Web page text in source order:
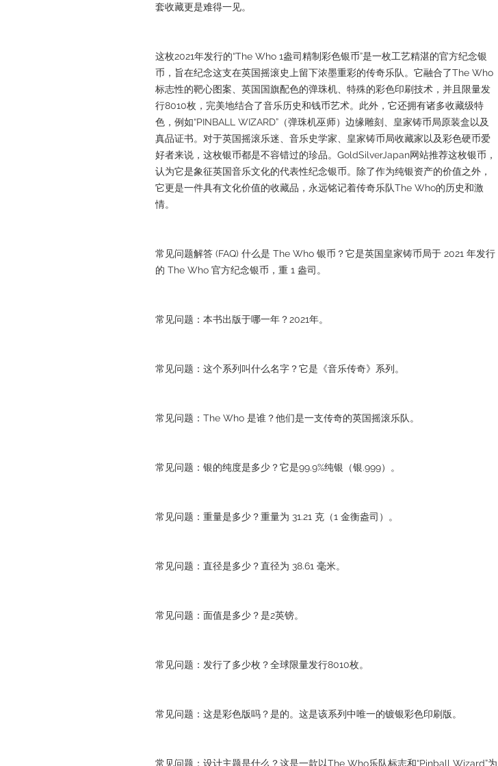
套收藏更是难得一见。
这枚2021年发行的“The Who 1盎司精制彩色银币”是一枚工艺精湛的官方纪念银
币，旨在纪念这支在英国摇滚史上留下浓墨重彩的传奇乐队。它融合了The Who
标志性的靶心图案、英国国旗配色的弹珠机、特殊的彩色印刷技术，并且限量发
行8010枚，完美地结合了音乐历史和钱币艺术。此外，它还拥有诸多收藏级特
色，例如“PINBALL WIZARD”（弹珠机巫师）边缘雕刻、皇家铸币局原装盒以及
真品证书。对于英国摇滚乐迷、音乐史学家、皇家铸币局收藏家以及彩色硬币爱
好者来说，这枚银币都是不容错过的珍品。GoldSilverJapan网站推荐这枚银币，
认为它是象征英国音乐文化的代表性纪念银币。除了作为纯银资产的价值之外，
它更是一件具有文化价值的收藏品，永远铭记着传奇乐队The Who的历史和激
情。
常见问题解答 (FAQ) 什么是 The Who 银币？它是英国皇家铸币局于 2021 年发行
的 The Who 官方纪念银币，重 1 盎司。
常见问题：本书出版于哪一年？2021年。
常见问题：这个系列叫什么名字？它是《音乐传奇》系列。
常见问题：The Who 是谁？他们是一支传奇的英国摇滚乐队。
常见问题：银的纯度是多少？它是99.9%纯银（银.999）。
常见问题：重量是多少？重量为 31.21 克（1 金衡盎司）。
常见问题：直径是多少？直径为 38.61 毫米。
常见问题：面值是多少？是2英镑。
常见问题：发行了多少枚？全球限量发行8010枚。
常见问题：这是彩色版吗？是的。这是该系列中唯一的镀银彩色印刷版。
常见问题：设计主题是什么？这是一款以The Who乐队标志和“Pinball Wizard”为